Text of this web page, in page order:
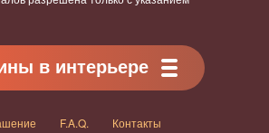
в интерьере
F.A.Q. Контакты